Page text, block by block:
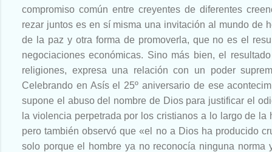
compromiso común entre creyentes de diferentes
rezar juntos es en sí misma una invitación al mundo de
de la paz y otra forma de promoverla, que no es el
negociaciones económicas. Sino más bien, el
religiones, expresa una relación con un poder
Celebrando en Asís el 25º aniversario de ese
supone el abuso del nombre de Dios para justificar el
la violencia perpetrada por los cristianos a lo largo de
pero también observó que «el no a Dios ha producido
solo porque el hombre ya no reconocía ninguna